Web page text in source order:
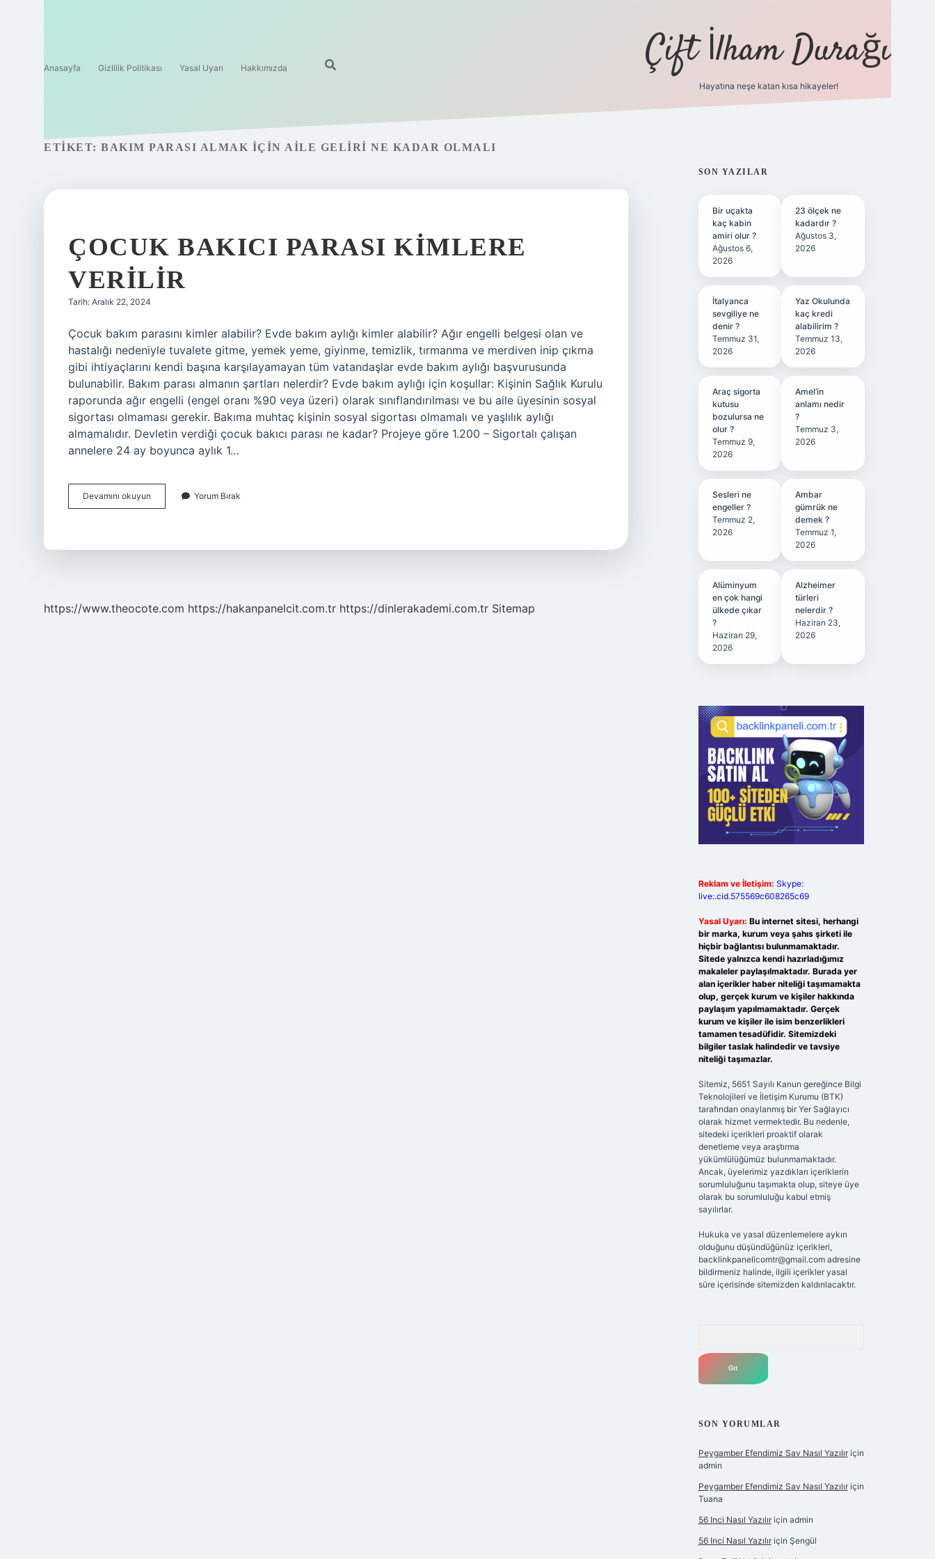
Anasayfa Gizlilik Politikası Yasal Uyarı Hakkımızda Çift İlham Durağı
Hayatına neşe katan kısa hikayeler!
ETIKET: BAKIM PARASI ALMAK IÇIN AILE GELIRI NE KADAR OLMALI
ÇOCUK BAKICI PARASI KIMLERE
VERILIR
Tarih: Aralık 22, 2024
Çocuk bakım parasını kimler alabilir? Evde bakım aylığı kimler alabilir? Ağır engelli belgesi olan ve
hastalığı nedeniyle tuvalete gitme, yemek yeme, giyinme, temizlik, tırmanma ve merdiven inip çıkma
gibi ihtiyaçlarını kendi başına karşılayamayan tüm vatandaşlar evde bakım aylığı başvurusunda
bulunabilir. Bakım parası almanın şartları nelerdir? Evde bakım aylığı için koşullar: Kişinin Sağlık Kurulu
raporunda ağır engelli (engel oranı %90 veya üzeri) olarak sınıflandırılması ve bu aile üyesinin sosyal
sigortası olmaması gerekir. Bakıma muhtaç kişinin sosyal sigortası olmamalı ve yaşlılık aylığı
almamalıdır. Devletin verdiği çocuk bakıcı parası ne kadar? Projeye göre 1.200 – Sigortalı çalışan
annelere 24 ay boyunca aylık 1…
Devamını okuyun
Bakıcı
Yorum Bırak
https://www.theocote.com https://hakanpanelcit.com.tr https://dinlerakademi.com.tr Sitemap
SIDEBAR
SON YAZILAR
Bir uçakta
kaç kabin
amiri olur ?
Ağustos 6,
2026
23 ölçek ne
kadardır ?
Ağustos 3,
2026
İtalyanca
sevgiliye ne
denir ?
Temmuz 31,
2026
Yaz Okulunda
kaç kredi
alabilirim ?
Temmuz 13,
2026
Araç sigorta
kutusu
bozulursa ne
olur ?
Temmuz 9,
2026
Amel’in
anlamı nedir
?
Temmuz 3,
2026
Sesleri ne
engeller ?
Temmuz 2,
2026
Ambar
gümrük ne
demek ?
Temmuz 1,
2026
Alüminyum
en çok hangi
ülkede çıkar
?
Haziran 29,
2026
Alzheimer
türleri
nelerdir ?
Haziran 23,
2026
Reklam ve İletişim: Skype:
live:.cid.575569c608265c69
Yasal Uyarı: Bu internet sitesi, herhangi
bir marka, kurum veya şahıs şirketi ile
hiçbir bağlantısı bulunmamaktadır.
Sitede yalnızca kendi hazırladığımız
makaleler paylaşılmaktadır. Burada yer
alan içerikler haber niteliği taşımamakta
olup, gerçek kurum ve kişiler hakkında
paylaşım yapılmamaktadır. Gerçek
kurum ve kişiler ile isim benzerlikleri
tamamen tesadüfidir. Sitemizdeki
bilgiler taslak halindedir ve tavsiye
niteliği taşımazlar.
Sitemiz, 5651 Sayılı Kanun gereğince Bilgi
Teknolojileri ve İletişim Kurumu (BTK)
tarafından onaylanmış bir Yer Sağlayıcı
olarak hizmet vermektedir. Bu nedenle,
sitedeki içerikleri proaktif olarak
denetleme veya araştırma
yükümlülüğümüz bulunmamaktadır.
Ancak, üyelerimiz yazdıkları içeriklerin
sorumluluğunu taşımakta olup, siteye üye
olarak bu sorumluluğu kabul etmiş
sayılırlar.
Hukuka ve yasal düzenlemelere aykırı
olduğunu düşündüğünüz içerikleri,
backlinkpanelicomtr@gmail.comadresine
bildirmeniz halinde, ilgili içerikler yasal
süre içerisinde sitemizden kaldırılacaktır.
SON YORUMLAR
Peygamber Efendimiz Sav Nasıl Yazılıriçin
admin
Peygamber Efendimiz Sav Nasıl Yazılıriçin
Tuana
56 Inci Nasıl Yazılıriçin admin
56 Inci Nasıl Yazılıriçin Şengül